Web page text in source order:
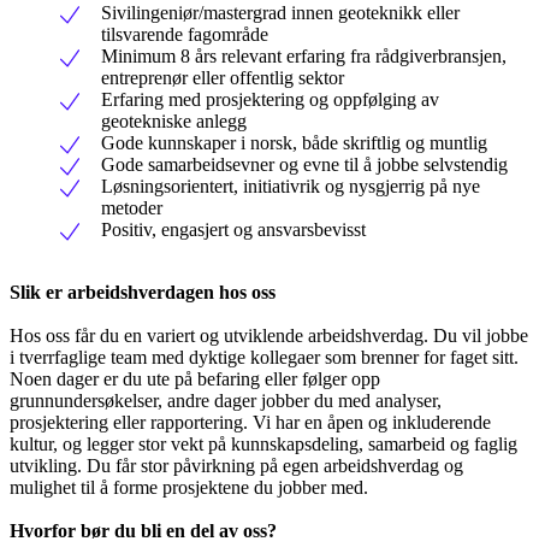
Sivilingeniør/mastergrad innen geoteknikk eller
tilsvarende fagområde
Minimum 8 års relevant erfaring fra rådgiverbransjen,
entreprenør eller offentlig sektor
Erfaring med prosjektering og oppfølging av
geotekniske anlegg
Gode kunnskaper i norsk, både skriftlig og muntlig
Gode samarbeidsevner og evne til å jobbe selvstendig
Løsningsorientert, initiativrik og nysgjerrig på nye
metoder
Positiv, engasjert og ansvarsbevisst
Slik er arbeidshverdagen hos oss
Hos oss får du en variert og utviklende arbeidshverdag. Du vil jobbe
i tverrfaglige team med dyktige kollegaer som brenner for faget sitt.
Noen dager er du ute på befaring eller følger opp
grunnundersøkelser, andre dager jobber du med analyser,
prosjektering eller rapportering. Vi har en åpen og inkluderende
kultur, og legger stor vekt på kunnskapsdeling, samarbeid og faglig
utvikling. Du får stor påvirkning på egen arbeidshverdag og
mulighet til å forme prosjektene du jobber med.
Hvorfor bør du bli en del av oss?